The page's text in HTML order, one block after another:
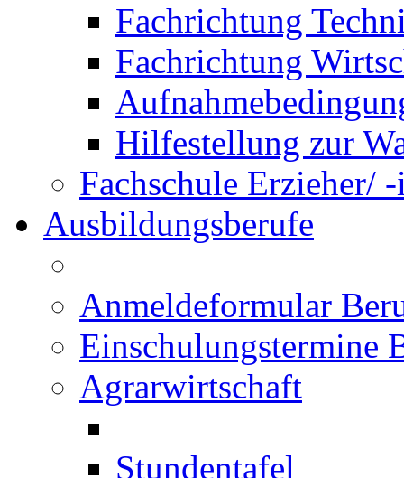
Fachrichtung
Fachrichtung
Hilfestellung zur
Fachschule Erzieher/
Ausbildungsberufe
Anmeldeformular
Einschulungstermine
Agrarwirtschaft
Stundentafel